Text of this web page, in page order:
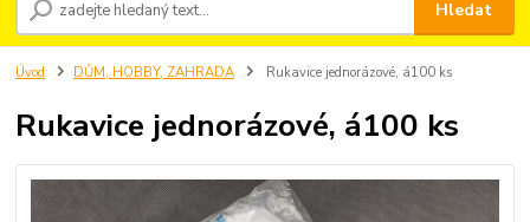
Hledat
Úvod DŮM, HOBBY, ZAHRADA Rukavice jednorázové, á100 ks
Rukavice jednorázové, á100 ks